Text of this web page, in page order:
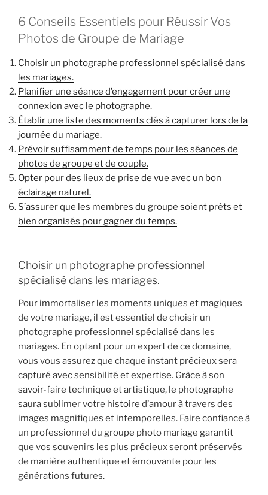
6 Conseils Essentiels pour Réussir Vos
Photos de Groupe de Mariage
Choisir un photographe professionnel spécialisé dans
les mariages.
Planifier une séance d’engagement pour créer une
connexion avec le photographe.
Établir une liste des moments clés à capturer lors de la
journée du mariage.
Prévoir suffisamment de temps pour les séances de
photos de groupe et de couple.
Opter pour des lieux de prise de vue avec un bon
éclairage naturel.
S’assurer que les membres du groupe soient prêts et
bien organisés pour gagner du temps.
Choisir un photographe professionnel
spécialisé dans les mariages.
Pour immortaliser les moments uniques et magiques
de votre mariage, il est essentiel de choisir un
photographe professionnel spécialisé dans les
mariages. En optant pour un expert de ce domaine,
vous vous assurez que chaque instant précieux sera
capturé avec sensibilité et expertise. Grâce à son
savoir-faire technique et artistique, le photographe
saura sublimer votre histoire d’amour à travers des
images magnifiques et intemporelles. Faire confiance à
un professionnel du groupe photo mariage garantit
que vos souvenirs les plus précieux seront préservés
de manière authentique et émouvante pour les
générations futures.